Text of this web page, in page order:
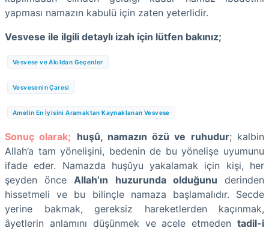
yapması namazın kabulü için zaten yeterlidir.
Vesvese ile ilgili detaylı izah için lütfen bakınız;
Vesvese ve Akıldan Geçenler
Vesvesenin Çaresi
Amelin En İyisini Aramaktan Kaynaklanan Vesvese
Sonuç olarak; huşû, namazın özü ve ruhudur; kalbin
Allah’a tam yönelişini, bedenin de bu yönelişe uyumunu
ifade eder. Namazda huşûyu yakalamak için kişi, her
şeyden önceAllah’ın huzurunda olduğunu derinden
hissetmeli ve bu bilinçle namaza başlamalıdır. Secde
yerine bakmak, gereksiz hareketlerden kaçınmak,
âyetlerin anlamını düşünmek ve acele etmeden tadil-i